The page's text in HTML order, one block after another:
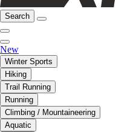
Search
New
Winter Sports
Hiking
Trail Running
Running
Climbing / Mountaineering
Aquatic